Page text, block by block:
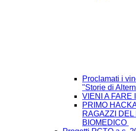
Proclamati i
"Storie di
VIENI A FARE
PRIMO
RAGAZZI
BIOMEDICO